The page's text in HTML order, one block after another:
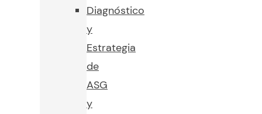
Diagnóstico
y
Estrategia
de
ASG
y